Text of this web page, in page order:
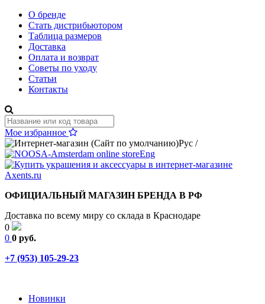
О бренде
Стать дистрибьютором
Таблица размеров
Доставка
Оплата и возврат
Советы по уходу
Статьи
Контакты
Мое избранное
Рус /
Eng
ОФИЦИАЛЬНЫЙ МАГАЗИН БРЕНДА В РФ
Доставка по всему миру со склада в Краснодаре
0
0 0 руб.
+7 (953) 105-29-23
Новинки